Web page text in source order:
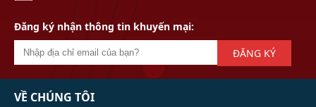
Đăng ký nhận thông tin khuyến mại:
ĐĂNG KÝ
VỀ CHÚNG TÔI